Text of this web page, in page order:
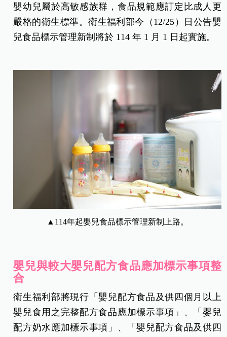
嬰幼兒屬於高敏感族群，食品規範應訂定比成人更
嚴格的衛生標準。衛生福利部今（12/25）日公告嬰
兒食品標示管理新制將於 114 年 1 月 1 日起實施。
▲114年起嬰兒食品標示管理新制上路。
嬰兒與較大嬰兒配方食品應加標示事項整
合
衛生福利部將現行「嬰兒配方食品及供四個月以上
嬰兒食用之完整配方食品應加標示事項」、「嬰兒
配方奶水應加標示事項」、「嬰兒配方食品及供四